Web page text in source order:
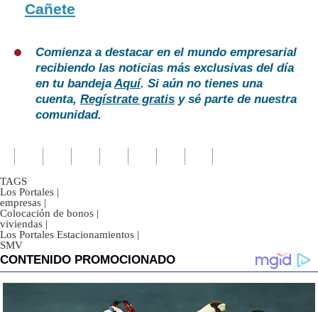
Cañete
Comienza a destacar en el mundo empresarial
recibiendo las noticias más exclusivas del día
en tu bandejaAquí. Si aún no tienes una
cuenta, Regístrate gratis y sé parte de nuestra
comunidad.
TAGS
Los Portales |
empresas |
Colocación de bonos |
viviendas |
Los Portales Estacionamientos |
SMV